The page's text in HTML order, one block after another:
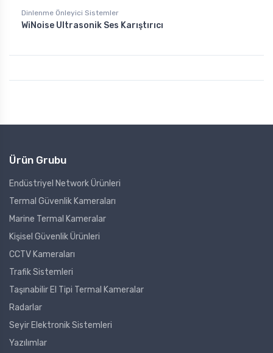
Dinlenme Önleyici Sistemler
WiNoise Ultrasonik Ses Karıştırıcı
Ürün Grubu
Endüstriyel Network Ürünleri
Termal Güvenlik Kameraları
Marine Termal Kameralar
Kişisel Güvenlik Ürünleri
CCTV Kameraları
Trafik Sistemleri
Taşınabilir El Tipi Termal Kameralar
Radarlar
Seyir Elektronik Sistemleri
Yazılımlar